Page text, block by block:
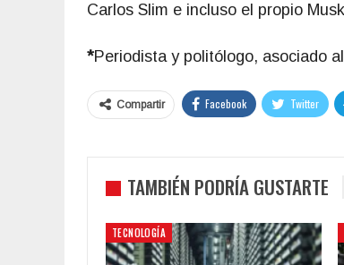
Carlos Slim e incluso el propio
*Periodista y politólogo, asociado
Compartir Facebook Twitter
TAMBIÉN PODRÍA GUSTARTE
TECNOLOGÍA